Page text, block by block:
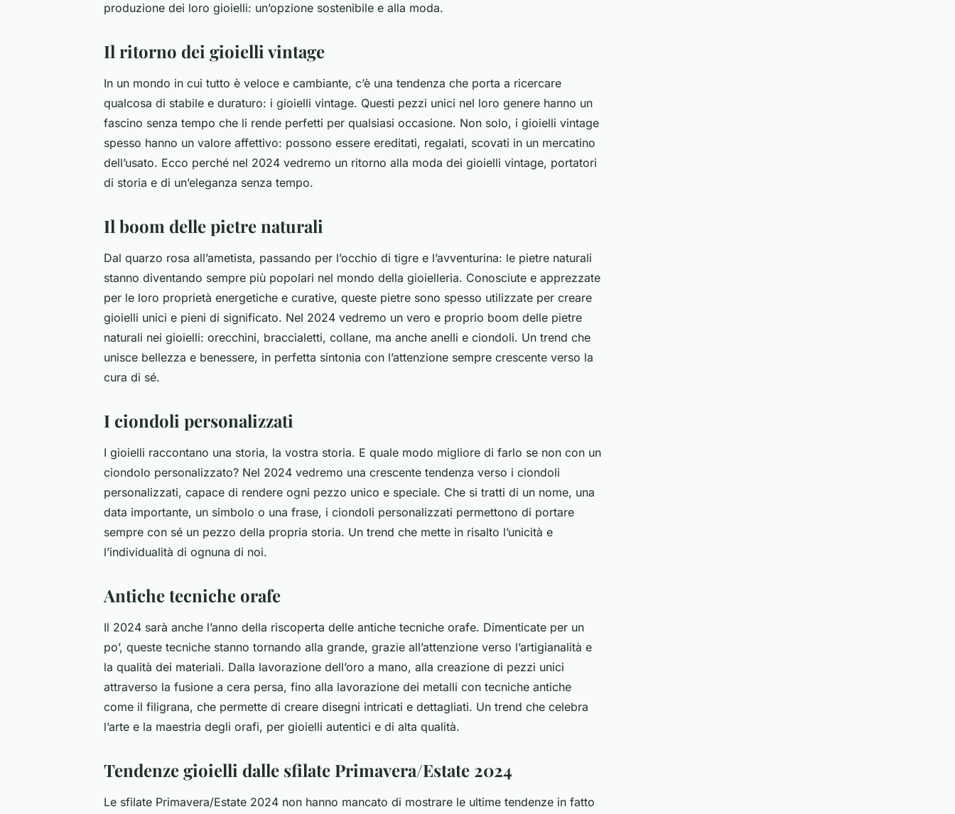
produzione dei loro gioielli: un’opzione sostenibile e alla moda.
Il ritorno dei gioielli vintage
In un mondo in cui tutto è veloce e cambiante, c’è una tendenza che porta a ricercare
qualcosa di stabile e duraturo: i gioielli vintage. Questi pezzi unici nel loro genere hanno un
fascino senza tempo che li rende perfetti per qualsiasi occasione. Non solo, i gioielli vintage
spesso hanno un valore affettivo: possono essere ereditati, regalati, scovati in un mercatino
dell’usato. Ecco perché nel 2024 vedremo un ritorno alla moda dei gioielli vintage, portatori
di storia e di un’eleganza senza tempo.
Il boom delle pietre naturali
Dal quarzo rosa all’ametista, passando per l’occhio di tigre e l’avventurina: le pietre naturali
stanno diventando sempre più popolari nel mondo della gioielleria. Conosciute e apprezzate
per le loro proprietà energetiche e curative, queste pietre sono spesso utilizzate per creare
gioielli unici e pieni di significato. Nel 2024 vedremo un vero e proprio boom delle pietre
naturali nei gioielli: orecchini, braccialetti, collane, ma anche anelli e ciondoli. Un trend che
unisce bellezza e benessere, in perfetta sintonia con l’attenzione sempre crescente verso la
cura di sé.
I ciondoli personalizzati
I gioielli raccontano una storia, la vostra storia. E quale modo migliore di farlo se non con un
ciondolo personalizzato? Nel 2024 vedremo una crescente tendenza verso i ciondoli
personalizzati, capace di rendere ogni pezzo unico e speciale. Che si tratti di un nome, una
data importante, un simbolo o una frase, i ciondoli personalizzati permettono di portare
sempre con sé un pezzo della propria storia. Un trend che mette in risalto l’unicità e
l’individualità di ognuna di noi.
Antiche tecniche orafe
Il 2024 sarà anche l’anno della riscoperta delle antiche tecniche orafe. Dimenticate per un
po’, queste tecniche stanno tornando alla grande, grazie all’attenzione verso l’artigianalità e
la qualità dei materiali. Dalla lavorazione dell’oro a mano, alla creazione di pezzi unici
attraverso la fusione a cera persa, fino alla lavorazione dei metalli con tecniche antiche
come il filigrana, che permette di creare disegni intricati e dettagliati. Un trend che celebra
l’arte e la maestria degli orafi, per gioielli autentici e di alta qualità.
Tendenze gioielli dalle sfilate Primavera/Estate 2024
Le sfilate Primavera/Estate 2024 non hanno mancato di mostrare le ultime tendenze in fatto